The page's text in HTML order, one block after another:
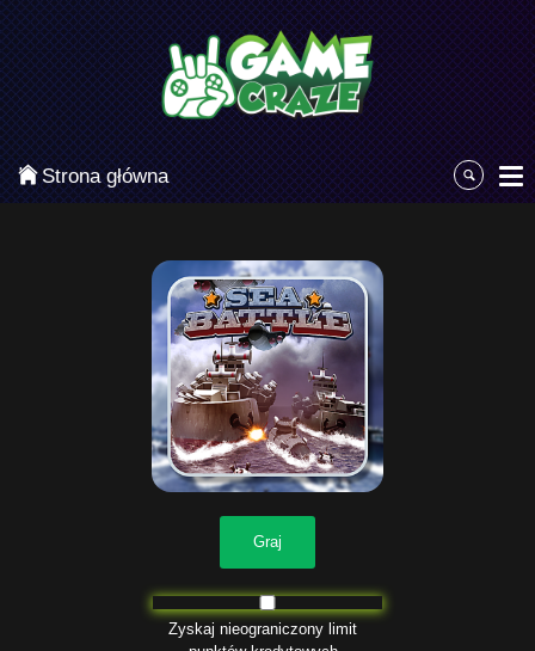
Strona główna
Graj
Zyskaj nieograniczony limit
Kategorie
Najpopularniejsze
Gry zręcznościowe
Gry akcji
Przygodowe
Gry planszowe i karciane
Łamigłówki
Klasyczne gry
Zaloguj się